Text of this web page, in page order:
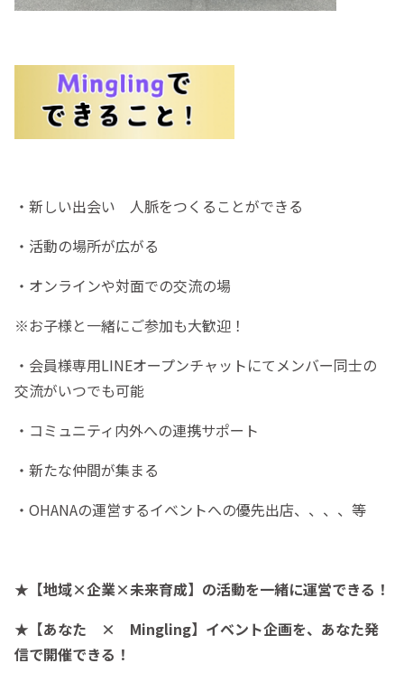
・新しい出会い 人脈をつくることができる
・活動の場所が広がる
・オンラインや対面での交流の場
※お子様と一緒にご参加も大歓迎！
・会員様専用LINEオープンチャットにてメンバー同士の
交流がいつでも可能
・コミュニティ内外への連携サポート
・新たな仲間が集まる
・OHANAの運営するイベントへの優先出店、、、、等
★ 【地域×企業×未来育成】の活動を一緒に運営できる！
★ 【あなた × Mingling】イベント企画を、あなた発
信で開催できる！